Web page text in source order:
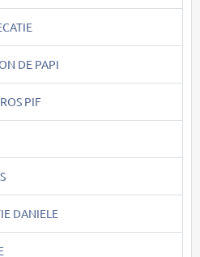
DE PAPI
PIF
DANIELE